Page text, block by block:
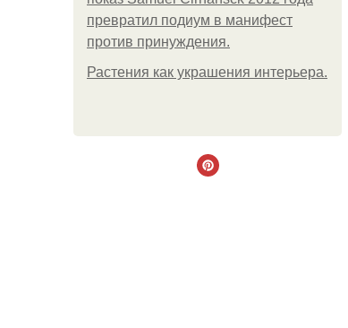
превратил подиум в манифест
против принуждения.
Растения как украшения интерьера.